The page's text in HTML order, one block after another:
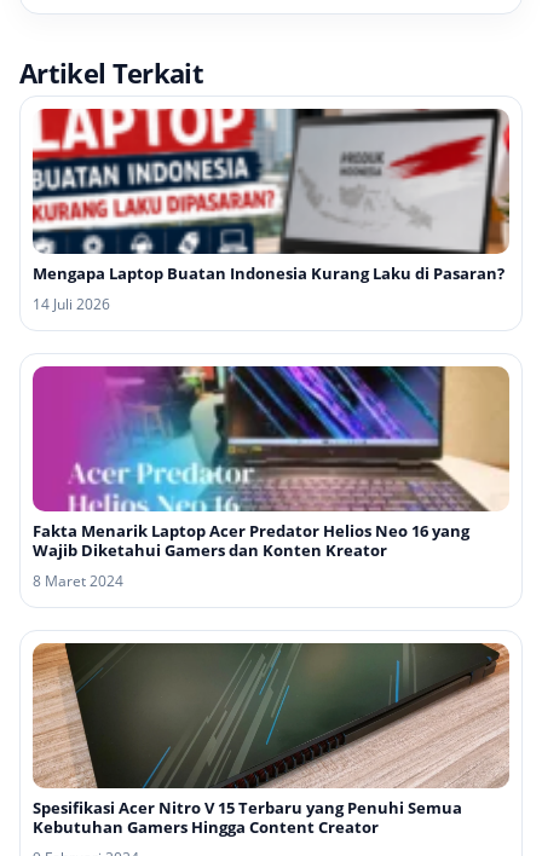
Artikel Terkait
Mengapa Laptop Buatan Indonesia Kurang Laku di Pasaran?
14 Juli 2026
Fakta Menarik Laptop Acer Predator Helios Neo 16 yang
Wajib Diketahui Gamers dan Konten Kreator
8 Maret 2024
Spesifikasi Acer Nitro V 15 Terbaru yang Penuhi Semua
Kebutuhan Gamers Hingga Content Creator